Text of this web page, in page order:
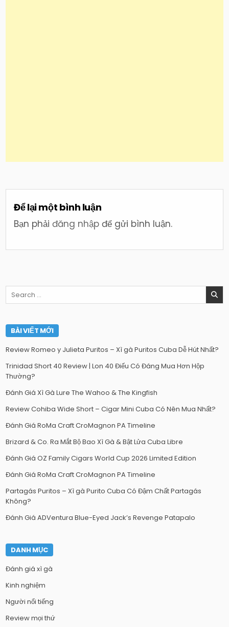
Để lại một bình luận
Bạn phảiđăng nhập để gửi bình luận.
Search
BÀI VIẾT MỚI
Review Romeo y Julieta Puritos – Xì gà Puritos Cuba Dễ Hút Nhất?
Trinidad Short 40 Review | Lon 40 Điếu Có Đáng Mua Hơn Hộp
Thường?
Đánh Giá Xì Gà Lure The Wahoo & The Kingfish
Review Cohiba Wide Short – Cigar Mini Cuba Có Nên Mua Nhất?
Đánh Giá RoMa Craft CroMagnon PA Timeline
Brizard & Co. Ra Mắt Bộ Bao Xì Gà & Bật Lửa Cuba Libre
Đánh Giá OZ Family Cigars World Cup 2026 Limited Edition
Đánh Giá RoMa Craft CroMagnon PA Timeline
Partagás Puritos – Xì gà Purito Cuba Có Đậm Chất Partagás
Không?
Đánh Giá ADVentura Blue-Eyed Jack’s Revenge Patapalo
DANH MỤC
Đánh giá xì gà
Kinh nghiệm
Người nổi tiếng
Review mọi thứ